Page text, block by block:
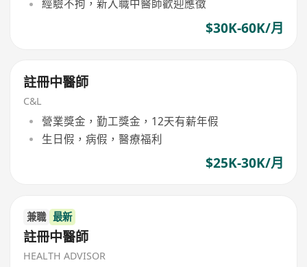
經驗不拘，新入職中醫師歡迎應徵
$30K-60K/月
註冊中醫師
C&L
營業獎金，勤工獎金，12天有薪年假
生日假，病假，醫療福利
$25K-30K/月
兼職 最新
註冊中醫師
HEALTH ADVISOR